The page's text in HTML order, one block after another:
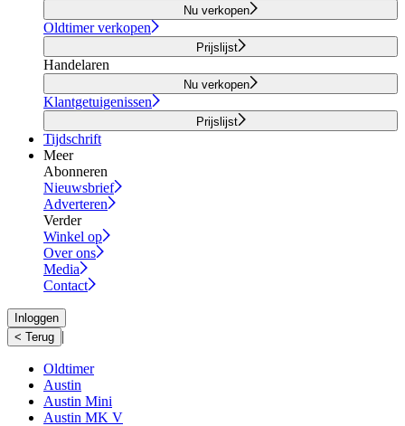
Nu verkopen
Oldtimer verkopen
Prijslijst
Handelaren
Nu verkopen
Klantgetuigenissen
Prijslijst
Tijdschrift
Meer
Abonneren
Nieuwsbrief
Adverteren
Verder
Winkel op
Over ons
Media
Contact
Inloggen
< Terug |
Oldtimer
Austin
Austin Mini
Austin MK V